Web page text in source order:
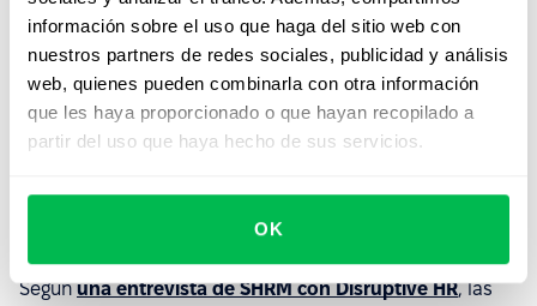
información sobre el uso que haga del sitio web con
nuestros partners de redes sociales, publicidad y análisis
web, quienes pueden combinarla con otra información
que les haya proporcionado o que hayan recopilado a
partir del uso que haya hecho de sus servicios.
OK
Más información sobre el módulo
Perform
Impacto en el negocio
Segúnuna entrevista de SHRM con Disruptive HR, las